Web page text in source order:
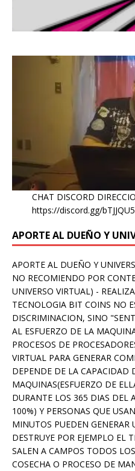
CHAT DISCORD
https://discord.gg/
APORTE AL DUEÑO Y
APORTE AL DUEÑO Y
NO RECOMIENDO POR
UNIVERSO VIRTUAL) -
TECNOLOGIA BIT COINS NO
DISCRIMINACION, SINO
AL ESFUERZO DE LA
PROCESOS DE
VIRTUAL PARA GENERAR
DEPENDE DE LA CAPACIDAD
MAQUINAS(ESFUERZO DE
DURANTE LOS 365 DIAS DEL
100%) Y PERSONAS QUE
MINUTOS PUEDEN GENERAR
DESTRUYE POR EJEMPLO EL
SALEN A CAMPOS TODOS
COSECHA O PROCESO DE